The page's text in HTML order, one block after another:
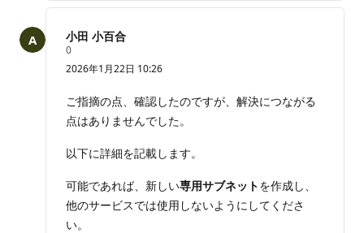
ー
小田 小百合
0評
の
イ
ン
ト
2026年1月22日 10:26
ご指摘の点、確認したのですが、解決につながる
点はありませんでした。
以下に詳細を記載します。
可能であれば、新しい専用サブネットを作成し、
他のサービスでは使用しないようにしてくださ
い。